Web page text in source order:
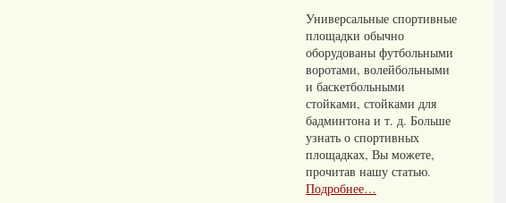
Универсальные спортивные
площадки обычно
оборудованы футбольными
воротами, волейбольными
и баскетбольными
стойками, стойками для
бадминтона и т. д. Больше
узнать о спортивных
площадках, Вы можете,
прочитав нашу статью.
Подробнее…